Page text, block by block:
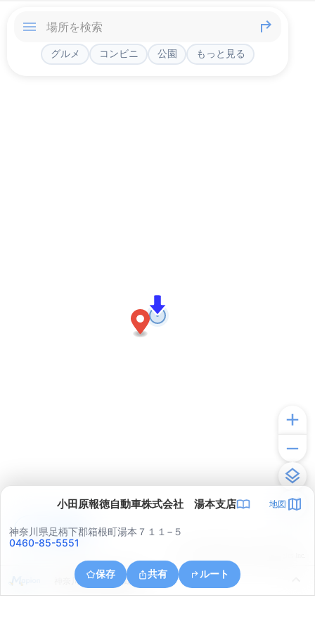
グルメ コンビニ 公園 もっと見る
小田原報徳自動車株式会社 湯本支店 地図
神奈川県足柄下郡箱根町湯本７１１−５
0460-85-5551
保存 共有 ルート
神奈川県小田原市風祭
アプリで見る